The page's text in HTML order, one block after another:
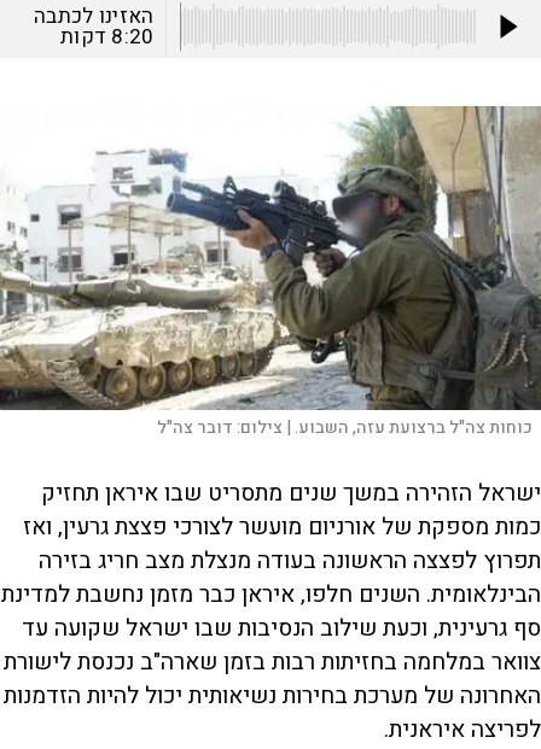
האזינו לכתבה
8:20 דקות
כוחות צה"ל ברצועת עזה, השבוע. | צילום:דובר צה"ל
ישראל הזהירה במשך שנים מתסריט שבו איראן תחזיק
כמות מספקת של אורניום מועשר לצורכי פצצת גרעין, ואז
תפרוץ לפצצה הראשונה בעודה מנצלת מצב חריג בזירה
הבינלאומית. השנים חלפו, איראן כבר מזמן נחשבת למדינת
סף גרעינית, וכעת שילוב הנסיבות שבו ישראל שקועה עד
צוואר במלחמה בחזיתות רבות בזמן שארה"ב נכנסת לישורת
האחרונה של מערכת בחירות נשיאותית יכול להיות הזדמנות
לפריצה איראנית.